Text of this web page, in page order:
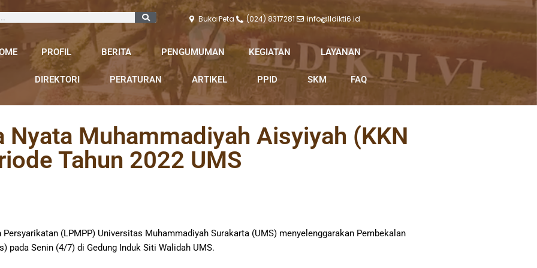
Buka Peta (024) 8317281 info@lldikti6.id
PROFIL BERITA PENGUMUMAN KEGIATAN LAYANAN
DIREKTORI PERATURAN ARTIKEL PPID SKM FAQ
Nyata Muhammadiyah Aisyiyah (KKN
Tahun 2022 UMS
(LPMPP) Universitas Muhammadiyah Surakarta (UMS) menyelenggarakan Pembekalan
pada Senin (4/7) di Gedung Induk Siti Walidah UMS.